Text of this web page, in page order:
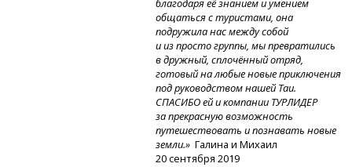
благодаря её знанием и умением
общаться с туристами, она
подружила нас между собой
и из просто группы, мы превратились
в дружный, сплочённый отряд,
готовый на любые новые приключения
под руководством нашей Таи.
СПАСИБО ей и компании ТУРЛИДЕР
за прекрасную возможность
путешествовать и познавать новые
земли.» Галина и Михаил
20 сентября 2019